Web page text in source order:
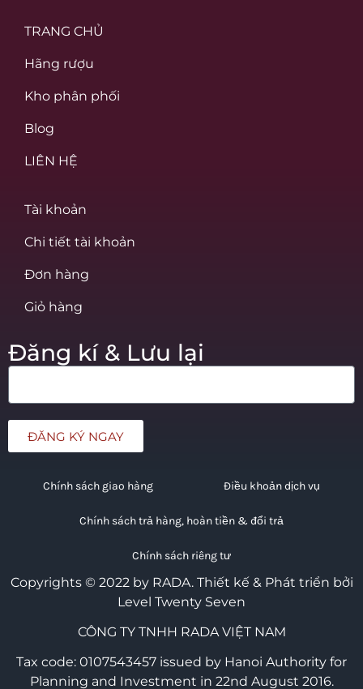
TRANG CHỦ
Hãng rượu
Kho phân phối
Blog
LIÊN HỆ
Tài khoản
Chi tiết tài khoản
Đơn hàng
Giỏ hàng
Đăng kí & Lưu lại
ĐĂNG KÝ NGAY
Chính sách giao hàng Điều khoản dịch vụ
Chính sách trả hàng, hoàn tiền & đổi trả
Chính sách riêng tư
Copyrights © 2022 by RADA. Thiết kế & Phát triển bởi
Level Twenty Seven
CÔNG TY TNHH RADA VIỆT NAM
Tax code: 0107543457 issued by Hanoi Authority for
Planning and Investment in 22nd August 2016.